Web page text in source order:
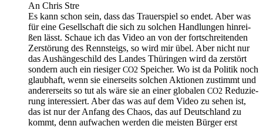
An Chris Stre
Es kann schon sein, dass das Trau­er­spiel so endet. Aber was
für eine Gesell­schaft die sich zu sol­chen Hand­lun­gen hin­rei­
ßen lässt. Schaue ich das Video an von der fort­schrei­ten­den
Zer­stö­rung des Renn­steigs, so wird mir übel. Aber nicht nur
das Aus­hän­ge­schild des Lan­des Thü­rin­gen wird da zer­stört
son­dern auch ein rie­si­gerCO2 Spei­cher. Wo ist da Poli­tik noch
glaub­haft, wenn sie einer­seits sol­chen Aktio­nen zustimmt und
ande­rer­seits so tut als wäre sie an einer glo­ba­len CO2 Redu­zie­
rung inter­es­siert. Aber das was auf dem Video zu sehen ist,
das ist nur der Anfang des Cha­os, das auf Deutsch­land zu
kommt, denn auf­wa­chen wer­den die meis­ten Bür­ger erst